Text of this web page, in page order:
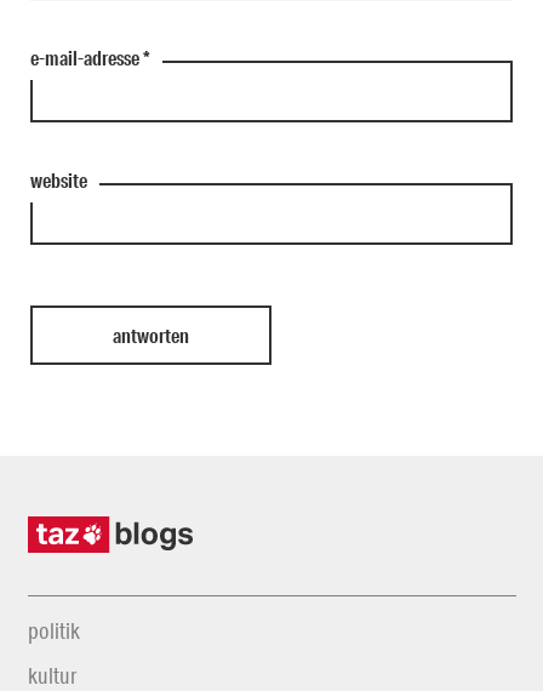
e-mail-adresse*
website
politik
kultur